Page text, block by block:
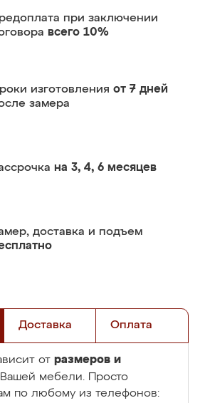
при заключении
всего 10%
изготовления от 7 дней
замера
на 3, 4, 6 месяцев
доставка и подъем
Доставка Оплата
от размеров и
Вашей мебели. Просто
по любому из телефонов: